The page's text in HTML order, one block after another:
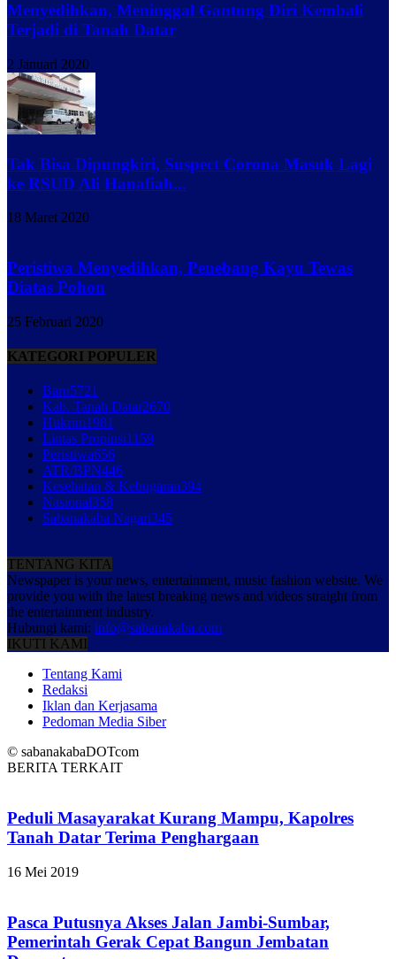
Menyedihkan, Meninggal Gantung Diri Kembali
Terjadi di Tanah Datar
2 Januari 2020
Tak Bisa Dipungkiri, Suspect Corona Masuk Lagi
ke RSUD Ali Hanafiah...
18 Maret 2020
Peristiwa Menyedihkan, Penebang Kayu Tewas
Diatas Pohon
25 Februari 2020
KATEGORI POPULER
Baru5721
Kab. Tanah Datar2670
Hukrim1981
Lintas Propinsi1159
Peristiwa656
ATR/BPN446
Kesehatan & Kebugaran394
Nasional358
Sabanakaba Nagari345
TENTANG KITA
Newspaper is your news, entertainment, music fashion website. We
provide you with the latest breaking news and videos straight from
the entertainment industry.
Hubungi kami: info@sabanakaba.com
IKUTI KAMI
Tentang Kami
Redaksi
Iklan dan Kerjasama
Pedoman Media Siber
© sabanakabaDOTcom
BERITA TERKAIT
Peduli Masayarakat Kurang Mampu, Kapolres
Tanah Datar Terima Penghargaan
16 Mei 2019
Pasca Putusnya Akses Jalan Jambi-Sumbar,
Pemerintah Gerak Cepat Bangun Jembatan